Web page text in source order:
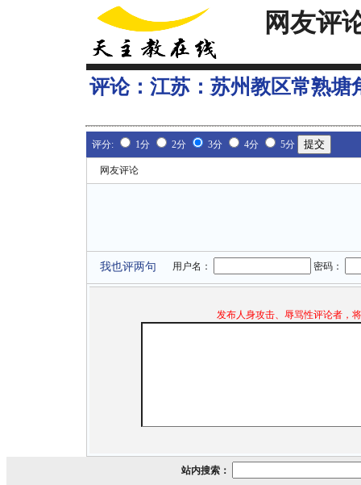
网友评
评论： 江苏：苏州教区常熟塘
评分: 1分 2分 3分 4分 5分
网友评论
我也评两句 用户名： 密码：
发布人身攻击、辱骂性评论者，
站内搜索：